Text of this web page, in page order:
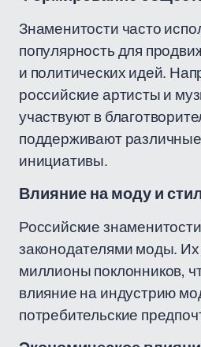
Знаменитости часто
популярность для
и политических идей.
российские артисты и
участвуют в
поддерживают
инициативы.
Влияние на моду и
Российские
законодателями моды.
миллионы поклонников,
влияние на индустрию
потребительские